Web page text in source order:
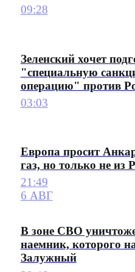
09:28
Зеленский хочет
"специальную
операцию" против
03:03
Европа просит
газ, но только не из
21:49
6 АВГ
В зоне СВО
наемник, которого
Залужный